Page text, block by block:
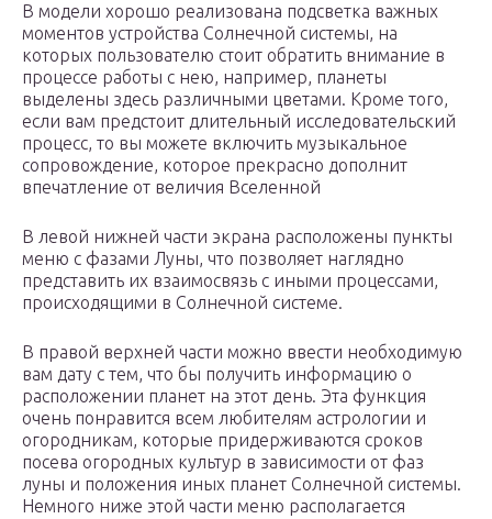
В модели хорошо реализована подсветка важных
моментов устройства Солнечной системы, на
которых пользователю стоит обратить внимание в
процессе работы с нею, например, планеты
выделены здесь различными цветами. Кроме того,
если вам предстоит длительный исследовательский
процесс, то вы можете включить музыкальное
сопровождение, которое прекрасно дополнит
впечатление от величия Вселенной
В левой нижней части экрана расположены пункты
меню с фазами Луны, что позволяет наглядно
представить их взаимосвязь с иными процессами,
происходящими в Солнечной системе.
В правой верхней части можно ввести необходимую
вам дату с тем, что бы получить информацию о
расположении планет на этот день. Эта функция
очень понравится всем любителям астрологии и
огородникам, которые придерживаются сроков
посева огородных культур в зависимости от фаз
луны и положения иных планет Солнечной системы.
Немного ниже этой части меню располагается